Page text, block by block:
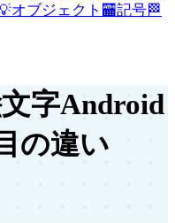
オブジェクト 🏧記号🏁
字Android
の違い